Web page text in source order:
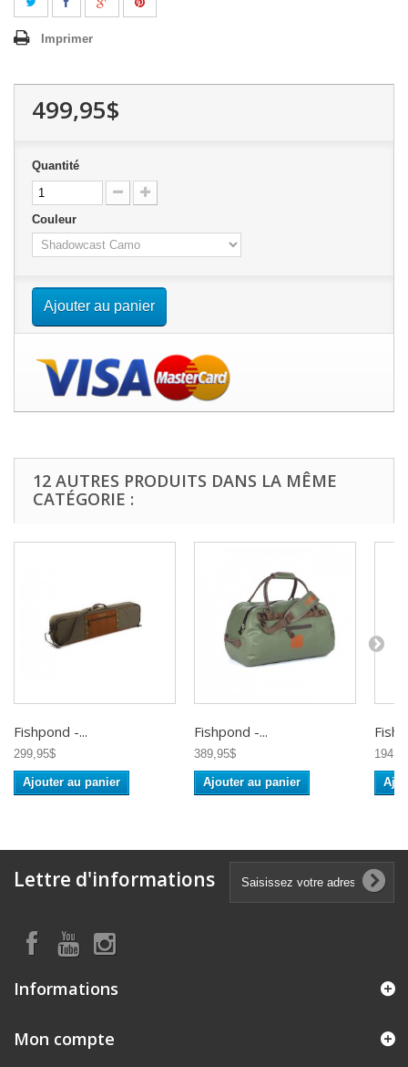
Imprimer
499,95$
Quantité
Couleur
Ajouter au panier
12 AUTRES PRODUITS DANS LA MÊME
CATÉGORIE :
Fishpond -...
299,95$
Ajouter au panier
Fishpond -...
389,95$
Ajouter au panier
Lettre d'informations
Informations
Mon compte